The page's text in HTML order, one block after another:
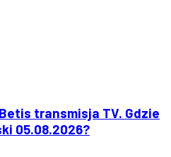
transmisja TV. Gdzie
05.08.2026?